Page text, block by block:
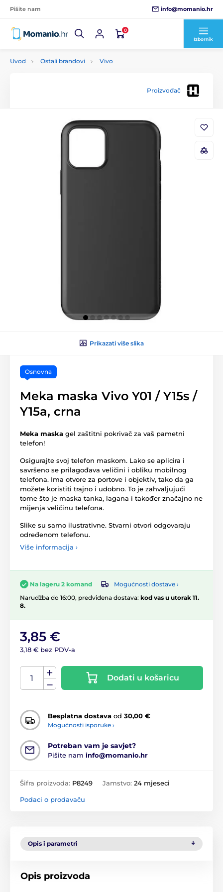
Pišite nam info@momanio.hr
0
Izbornik
Uvod Ostali brandovi Vivo
Proizvođač
Prikazati više slika
Osnovna
Meka maska Vivo Y01 / Y15s /
Y15a, crna
Meka maska gel zaštitni pokrivač za vaš pametni
telefon!
Osigurajte svoj telefon maskom. Lako se aplicira i
savršeno se prilagođava veličini i obliku mobilnog
telefona. Ima otvore za portove i objektiv, tako da ga
možete koristiti trajno i udobno. To je zahvaljujući
tome što je maska tanka, lagana i također značajno ne
mijenja veličinu telefona.
Slike su samo ilustrativne. Stvarni otvori odgovaraju
određenom telefonu.
Više informacija ›
Na lageru 2 komand
Mogućnosti dostave ›
Narudžba do 16:00, predviđena dostava: kod vas u utorak 11.
8.
3,85 €
3,18 € bez PDV-a
Dodati u košaricu
Besplatna dostava od 30,00 €
Mogućnosti isporuke ›
Potreban vam je savjet?
Pišite nam info@momanio.hr
Šifra proizvoda: P8249 Jamstvo: 24 mjeseci
Podaci o prodavaču
Opis i parametri
Opis proizvoda